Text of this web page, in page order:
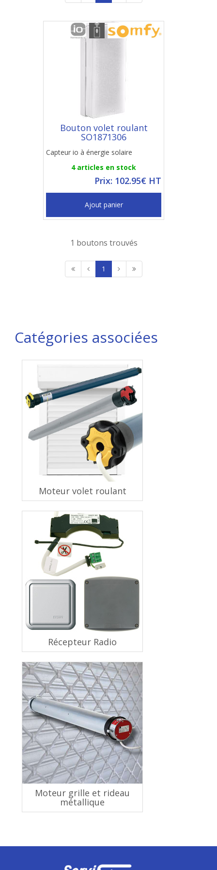
Bouton volet roulant
SO1871306
Capteur io à énergie solaire
4 articles en stock
Prix: 102.95€ HT
Ajout panier
1 boutons trouvés
1
Catégories associées
Moteur volet roulant
Récepteur Radio
Moteur grille et rideau
métallique